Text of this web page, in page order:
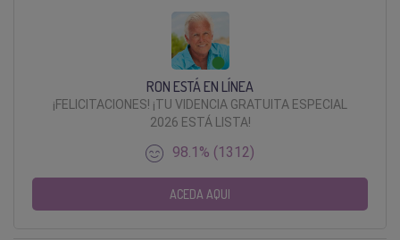
RON ESTÁ EN LÍNEA
¡FELICITACIONES! ¡TU VIDENCIA GRATUITA ESPECIAL
2026 ESTÁ LISTA!
98.1% (1312)
ACEDA AQUI